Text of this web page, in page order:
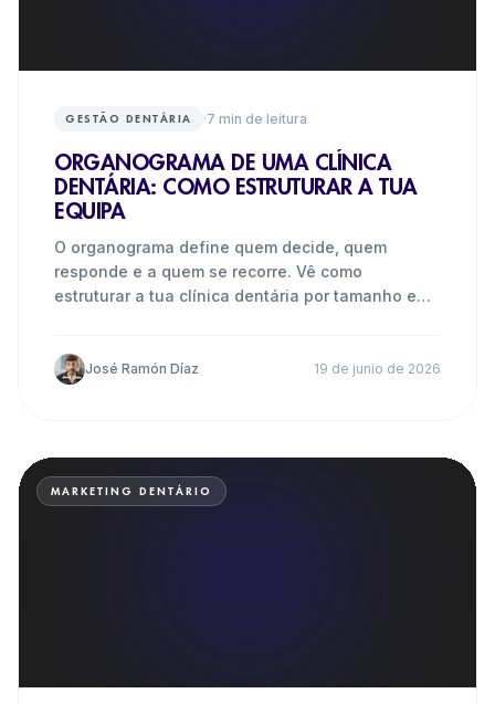
GESTÃO DENTÁRIA ·7 min de leitura
ORGANOGRAMA DE UMA CLÍNICA
DENTÁRIA: COMO ESTRUTURAR A TUA
EQUIPA
O organograma define quem decide, quem
responde e a quem se recorre. Vê como
estruturar a tua clínica dentária por tamanho e
José Ramón Díaz 19 de junio de 2026
MARKETING DENTÁRIO